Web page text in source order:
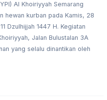
Al Khoiriyyah Semarang
hewan kurban pada Kamis, 28
Dzulhijjah 1447 H. Kegiatan
Jalan Bulustalan 3A
yang selalu dinantikan oleh